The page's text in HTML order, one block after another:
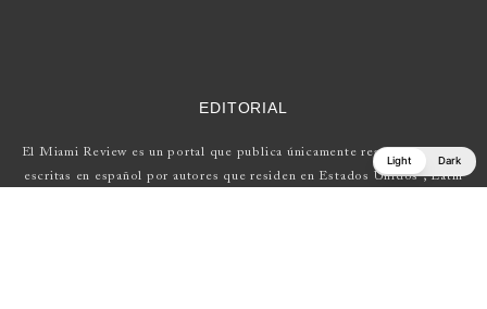
EDITORIAL
El Miami Review es un portal que publica únicamente reseñas de obras
escritas en español por autores que residen en Estados Unidos , Latin
Light Dark